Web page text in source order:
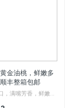
金油桃，鲜嫩多
丰整箱包邮
，满嘴芳香，鲜嫩多